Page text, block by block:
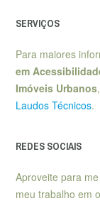
SERVIÇOS
Para maiores
em
Imóveis Urbanos
Laudos Técnicos.
REDES SOCIAIS
Aproveite para
meu trabalho em